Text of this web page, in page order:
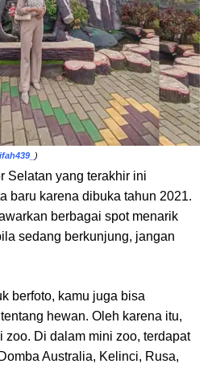
)
Selatan yang terakhir ini
baru karena dibuka tahun 2021.
berbagai spot menarik
sedang berkunjung, jangan
berfoto, kamu juga bisa
hewan. Oleh karena itu,
zoo. Di dalam mini zoo, terdapat
Australia, Kelinci, Rusa,